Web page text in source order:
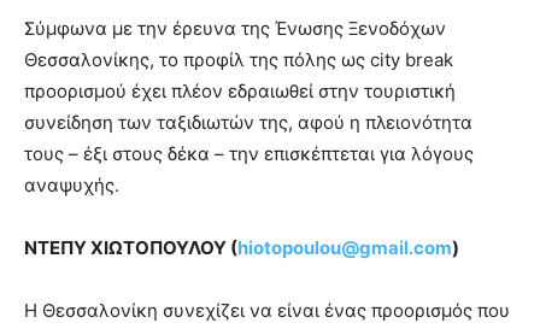
Σύμφωνα με την έρευνα της Ένωσης Ξενοδόχων
Θεσσαλονίκης, το προφίλ της πόλης ως city break
προορισμού έχει πλέον εδραιωθεί στην τουριστική
συνείδηση των ταξιδιωτών της, αφού η πλειονότητα
τους – έξι στους δέκα – την επισκέπτεται για λόγους
αναψυχής.
ΝΤΕΠΥ ΧΙΩΤΟΠΟΥΛΟΥ (hiotopoulou@gmail.com)
Η Θεσσαλονίκη συνεχίζει να είναι ένας προορισμός που